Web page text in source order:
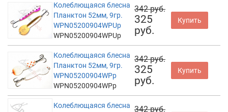
Колеблющаяся блесна
Планктон 52мм, 9гр.
WPN05200904WPUp
WPN05200904WPUp
342 руб.
325
руб.
Купить
Колеблющаяся блесна
Планктон 52мм, 9гр.
WPN05200904WPp
WPN05200904WPp
342 руб.
325
руб.
Купить
Колеблющаяся блесна 342 руб.